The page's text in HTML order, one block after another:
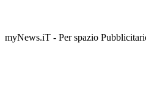
myNews.iT - Per spazio